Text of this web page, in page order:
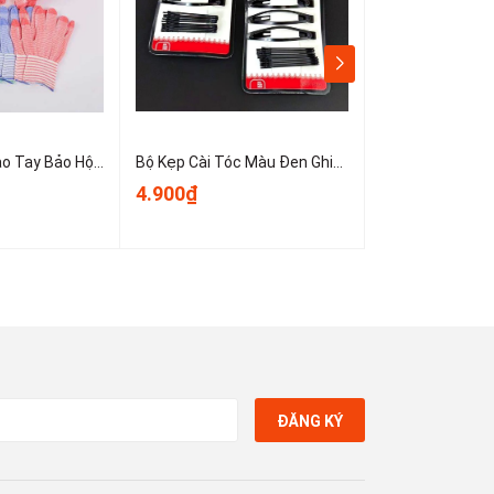
Sét 10 Chiếc Bao Tay Bảo Hộ Lao Động ,Găng tay đan sọc nhiều màu, găng tay làm việc, găng tay len A0331 Bộ Kẹp Cài Tóc Màu Đen Ghim Bên Gọn Gàng, Kẹp Tóc Nữ Kẹp Mini Cố Định Tóc Không Trơn Trượt T1123
4.900₫
ĐĂNG KÝ